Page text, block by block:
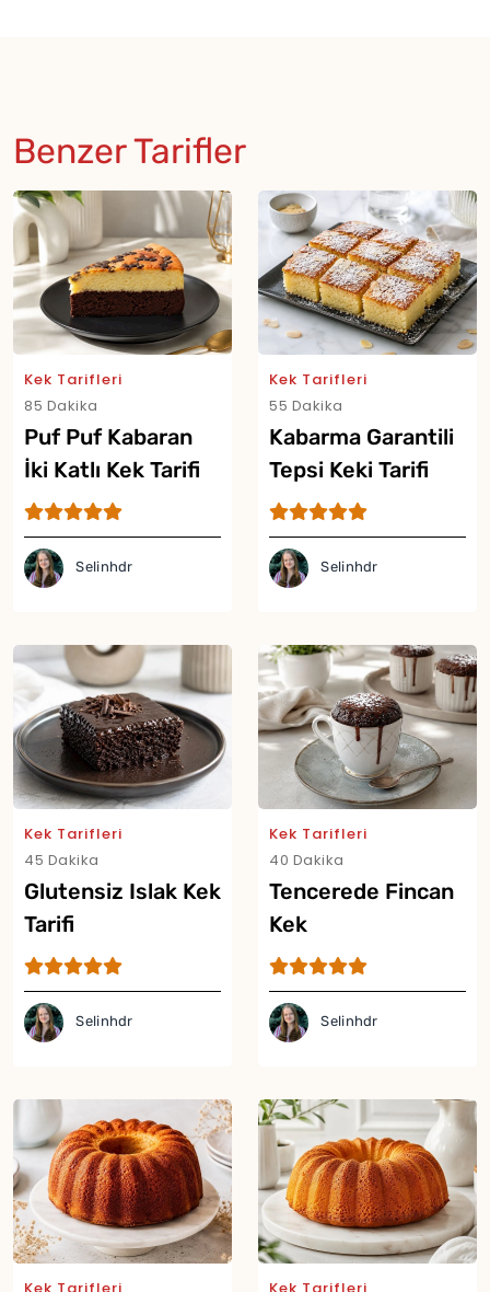
Benzer Tarifler
Kek Tarifleri
85 Dakika
Puf Puf Kabaran
İki Katlı Kek Tarifi
Selinhdr
Kek Tarifleri
55 Dakika
Kabarma Garantili
Tepsi Keki Tarifi
Selinhdr
Kek Tarifleri
45 Dakika
Glutensiz Islak Kek
Tarifi
Selinhdr
Kek Tarifleri
40 Dakika
Tencerede Fincan
Kek
Selinhdr